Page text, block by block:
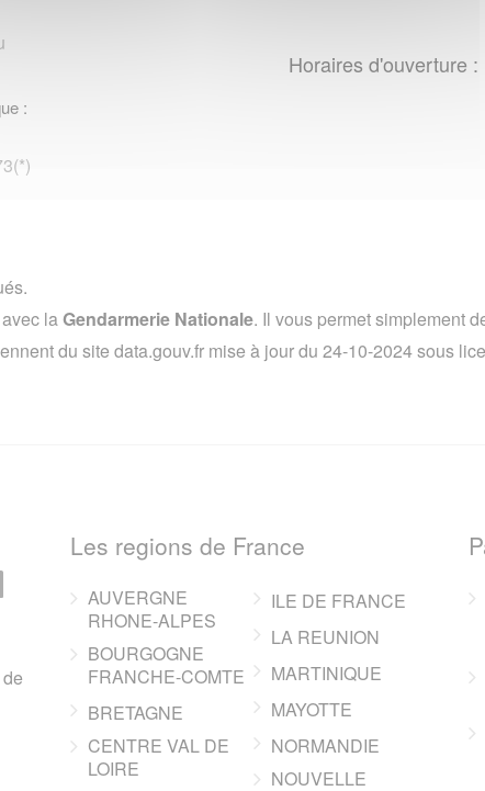
:
Horaires d'ouverture :
laGendarmerie Nationale. Il vous permet simplement
du site data.gouv.fr mise à jour du 24-10-2024 sous
Les regions de France
AUVERGNE
RHONE-ALPES
BOURGOGNE
FRANCHE-COMTE
BRETAGNE
CENTRE VAL DE
LOIRE
ILE DE FRANCE
LA REUNION
MARTINIQUE
MAYOTTE
NORMANDIE
NOUVELLE